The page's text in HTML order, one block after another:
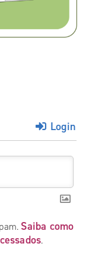
Login
Saiba como
.